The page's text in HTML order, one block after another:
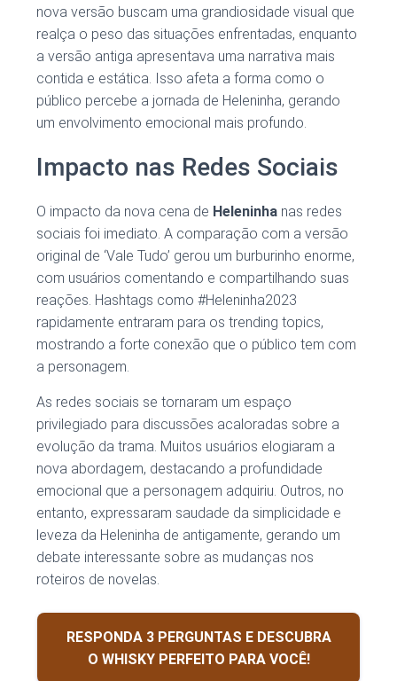
nova versão buscam uma grandiosidade visual que
realça o peso das situações enfrentadas, enquanto
a versão antiga apresentava uma narrativa mais
contida e estática. Isso afeta a forma como o
público percebe a jornada de Heleninha, gerando
um envolvimento emocional mais profundo.
Impacto nas Redes Sociais
O impacto da nova cena de Heleninha nas redes
sociais foi imediato. A comparação com a versão
original de ‘Vale Tudo’ gerou um burburinho enorme,
com usuários comentando e compartilhando suas
reações. Hashtags como #Heleninha2023
rapidamente entraram para os trending topics,
mostrando a forte conexão que o público tem com
a personagem.
As redes sociais se tornaram um espaço
privilegiado para discussões acaloradas sobre a
evolução da trama. Muitos usuários elogiaram a
nova abordagem, destacando a profundidade
emocional que a personagem adquiriu. Outros, no
entanto, expressaram saudade da simplicidade e
leveza da Heleninha de antigamente, gerando um
debate interessante sobre as mudanças nos
roteiros de novelas.
RESPONDA 3 PERGUNTAS E DESCUBRA
O WHISKY PERFEITO PARA VOCÊ!